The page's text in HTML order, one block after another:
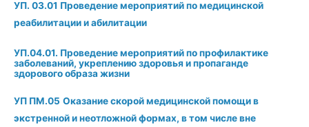
УП. 03.01 Проведение мероприятий по медицинской
реабилитации и абилитации
УП.04.01. Проведение мероприятий по профилактике
заболеваний, укреплению здоровья и пропаганде
здорового образа жизни
УП ПМ.05 Оказание скорой медицинской помощи в
экстренной и неотложной формах, в том числе вне